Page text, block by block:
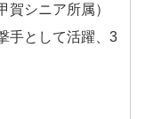
賀シニア所属）
手として活躍、3